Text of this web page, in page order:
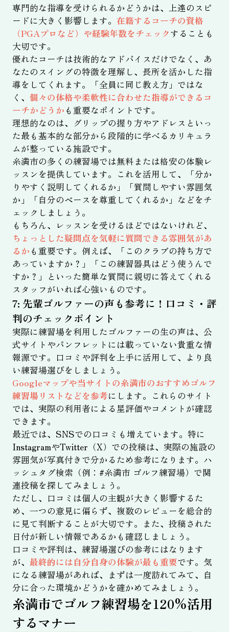
専門的な指導を受けられるかどうかは、上達のスピ
ードに大きく影響します。 在籍するコーチの資格
（PGAプロなど）や経験年数をチェックすることも
大切です。
優れたコーチは技術的なアドバイスだけでなく、あ
なたのスイングの特徴を理解し、長所を活かした指
導をしてくれます。「全員に同じ教え方」ではな
く、 個々の体格や柔軟性に合わせた指導ができるコ
ーチかどうか も重要なポイントです。
理想的なのは、グリップの握り方やアドレスといっ
た最も基本的な部分から段階的に学べるカリキュラ
ムが整っている施設です。
糸満市の多くの練習場では無料または格安の体験レ
ッスンを提供しています。これを活用して、「分か
りやすく説明してくれるか」「質問しやすい雰囲気
か」「自分のペースを尊重してくれるか」などをチ
ェックしましょう。
もちろん、レッスンを受けるほどではないけれど、
ちょっとした疑問点を気軽に質問できる雰囲気があ
るか も重要です。例えば、「このクラブの持ち方で
あっていますか？」「この練習器具はどう使うんで
すか？」といった簡単な質問に親切に答えてくれる
スタッフがいれば心強いものです。
7: 先輩ゴルファーの声も参考に！口コミ・評
判のチェックポイント
実際に練習場を利用したゴルファーの生の声は、公
式サイトやパンフレットには載っていない貴重な情
報源です。口コミや評判を上手に活用して、より良
い練習場選びをしましょう。
Googleマップや当サイトの糸満市のおすすめゴルフ
練習場リストなどを参考にします。これらのサイト
では、実際の利用者による星評価やコメントが確認
できます。
最近では、SNSでの口コミも増えています。特に
InstagramやTwitter（X）での投稿は、実際の施設の
雰囲気が写真付きで分かるため参考になります。ハ
ッシュタグ検索（例：#糸満市 ゴルフ練習場）で関
連投稿を探してみましょう。
ただし、口コミは個人の主観が大きく影響するた
め、一つの意見に偏らず、複数のレビューを総合的
に見て判断することが大切です。また、投稿された
日付が新しい情報であるかも確認しましょう。
口コミや評判は、練習場選びの参考にはなります
が、 最終的には自分自身の体験が最も重要です。気
になる練習場があれば、まずは一度訪れてみて、自
分に合った環境かどうかを確かめてみましょう。
糸満市でゴルフ練習場を120%活用
するマナー